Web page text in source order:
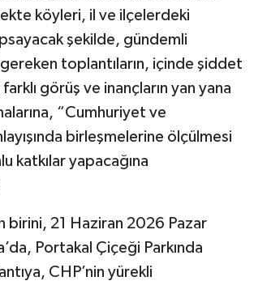
köyleri, il ve ilçelerdeki
şekilde, gündemli
toplantıların, içinde şiddet
farklı görüş ve inançların yan yana
“Cumhuriyet ve
birleşmelerine ölçülmesi
katkılar yapacağına
birini, 21 Haziran 2026 Pazar
Portakal Çiçeği Parkında
CHP’nin yürekli